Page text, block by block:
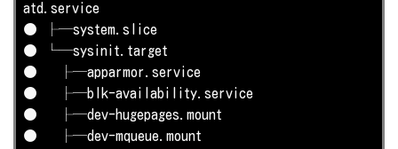
atd.service
● ├─system.slice
● └─sysinit.target
●   ├─apparmor.service
●   ├─blk-availability.service
●   ├─dev-hugepages.mount
●   ├─dev-mqueue.mount